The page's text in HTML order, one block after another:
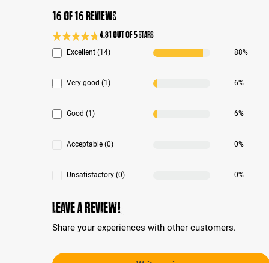
16 of 16 reviews
Average rating 4.8 of 5 Stars
4.81 out of 5 stars
Excellent (14) 88%
Very good (1) 6%
Good (1) 6%
Acceptable (0) 0%
Unsatisfactory (0) 0%
Leave a review!
Share your experiences with other customers.